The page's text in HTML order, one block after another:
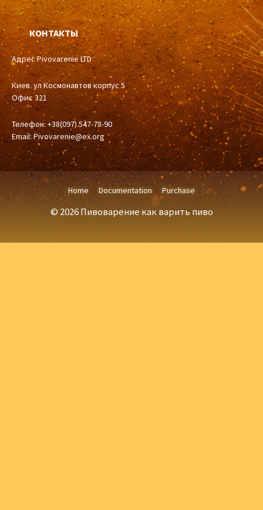
КОНТАКТЫ
Адрес Pivovarenie LTD
Киев. ул Космонавтов корпус 5
Офис 321
Телефон: +38(097) 547-78-90
Email: Pivovarenie@ex.org
Home Documentation Purchase
© 2026 Пивоварение как варить пиво